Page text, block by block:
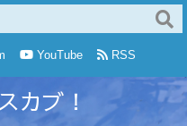
カブ！
YouTube RSS